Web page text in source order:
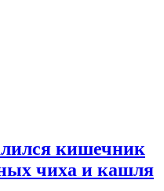
кишечник
чиха и кашля